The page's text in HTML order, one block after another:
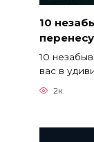
10
10
вас в
2к.